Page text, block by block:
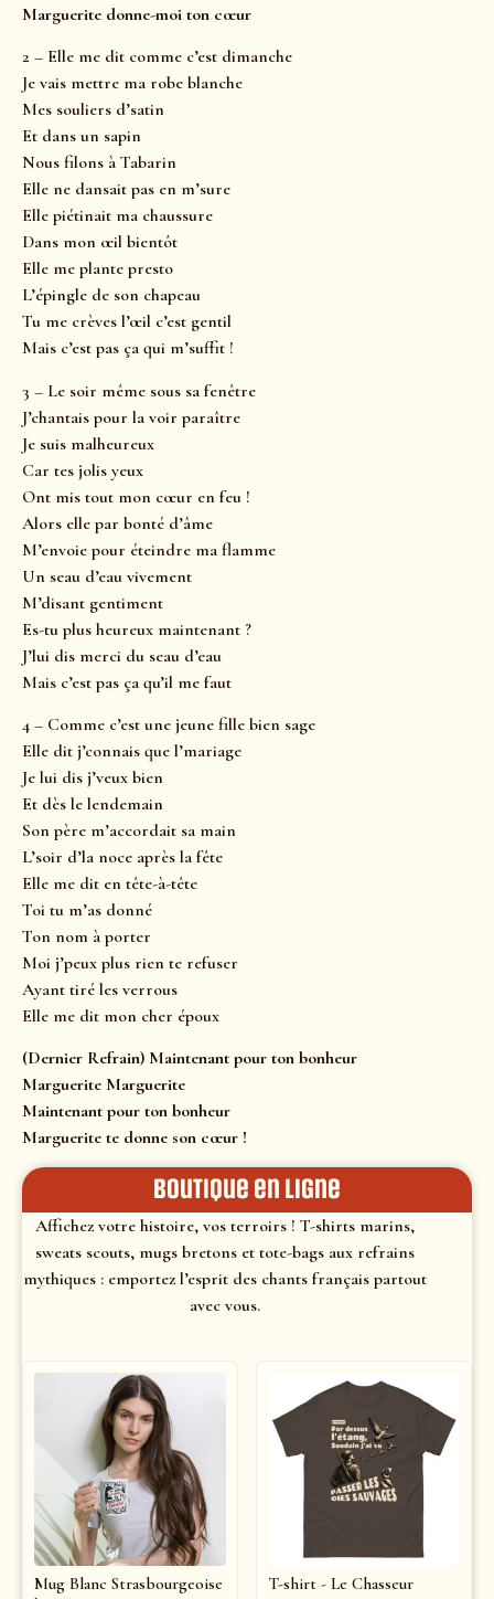
Marguerite donne-moi ton cœur
2 – Elle me dit comme c’est dimanche
Je vais mettre ma robe blanche
Mes souliers d’satin
Et dans un sapin
Nous filons à Tabarin
Elle ne dansait pas en m’sure
Elle piétinait ma chaussure
Dans mon œil bientôt
Elle me plante presto
L’épingle de son chapeau
Tu me crèves l’œil c’est gentil
Mais c’est pas ça qui m’suffit !
3 – Le soir même sous sa fenêtre
J’chantais pour la voir paraître
Je suis malheureux
Car tes jolis yeux
Ont mis tout mon cœur en feu !
Alors elle par bonté d’âme
M’envoie pour éteindre ma flamme
Un seau d’eau vivement
M’disant gentiment
Es-tu plus heureux maintenant ?
J’lui dis merci du seau d’eau
Mais c’est pas ça qu’il me faut
4 – Comme c’est une jeune fille bien sage
Elle dit j’connais que l’mariage
Je lui dis j’veux bien
Et dès le lendemain
Son père m’accordait sa main
L’soir d’la noce après la fête
Elle me dit en tête-à-tête
Toi tu m’as donné
Ton nom à porter
Moi j’peux plus rien te refuser
Ayant tiré les verrous
Elle me dit mon cher époux
(Dernier Refrain) Maintenant pour ton bonheur
Marguerite Marguerite
Maintenant pour ton bonheur
Marguerite te donne son cœur !
Boutique en ligne
Affichez votre histoire, vos terroirs ! T-shirts marins,
sweats scouts, mugs bretons et tote-bags aux refrains
mythiques : emportez l’esprit des chants français partout
avec vous.
Mug Blanc Strasbourgeoise
T-shirt - Le Chasseur